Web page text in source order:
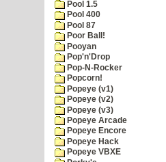
Pool 1.5
Pool 400
Pool 87
Poor Ball!
Pooyan
Pop'n'Drop
Pop-N-Rocker
Popcorn!
Popeye (v1)
Popeye (v2)
Popeye (v3)
Popeye Arcade
Popeye Encore
Popeye Hack
Popeye VBXE